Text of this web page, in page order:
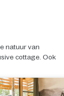
natuur van
cottage. Ook